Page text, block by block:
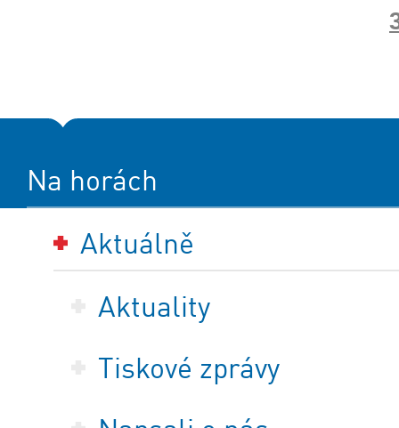
Na horách
Aktuálně
Aktuality
Tiskové zprávy